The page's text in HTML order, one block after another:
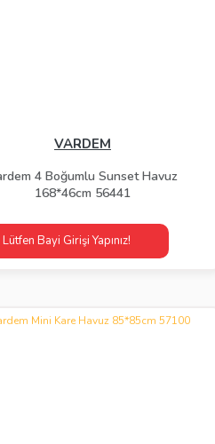
VARDEM
4 Boğumlu Sunset Havuz
168*46cm 56441
Lütfen Bayi Girişi Yapınız!